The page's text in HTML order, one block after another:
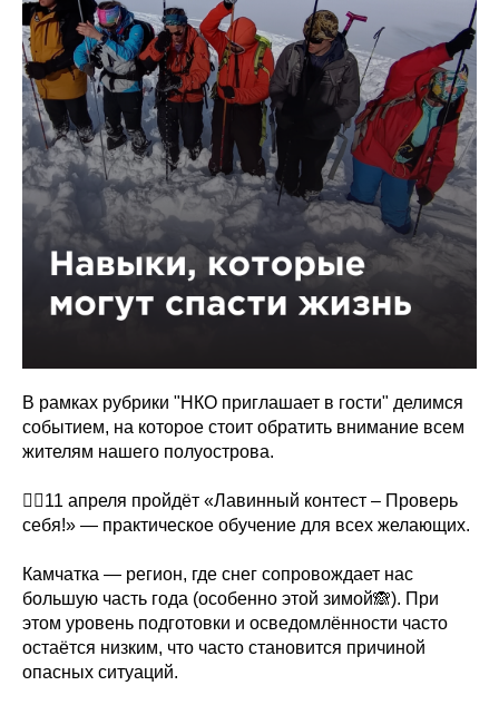
В рамках рубрики "НКО приглашает в гости" делимся
событием, на которое стоит обратить внимание всем
жителям нашего полуострова.
👉🏻11 апреля пройдёт «Лавинный контест – Проверь
себя!» — практическое обучение для всех желающих.
Камчатка — регион, где снег сопровождает нас
большую часть года (особенно этой зимой🙈). При
этом уровень подготовки и осведомлённости часто
остаётся низким, что часто становится причиной
опасных ситуаций.